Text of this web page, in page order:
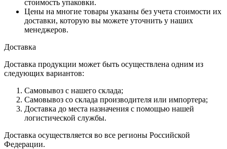
стоимость упаковки.
Цены на многие товары указаны без учета стоимости их
доставки, которую вы можете уточнить у наших
менеджеров.
Доставка
Доставка продукции может быть осуществлена одним из
следующих вариантов:
Самовывоз с нашего склада;
Самовывоз со склада производителя или импортера;
Доставка до места назначения с помощью нашей
логистической службы.
Доставка осуществляется во все регионы Российской
Федерации.